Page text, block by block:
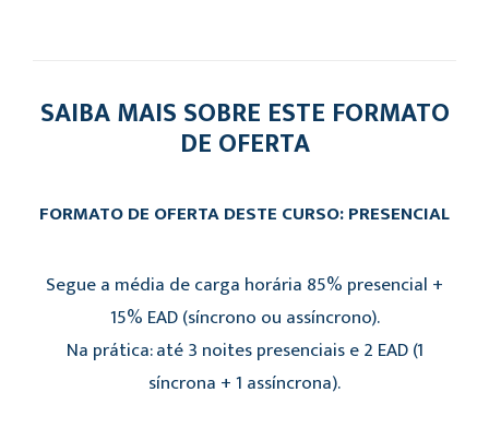
SAIBA MAIS SOBRE ESTE FORMATO
DE OFERTA
FORMATO DE OFERTA DESTE CURSO: PRESENCIAL
Segue a média de carga horária 85% presencial +
15% EAD (síncrono ou assíncrono).
Na prática: até 3 noites presenciais e 2 EAD (1
síncrona + 1 assíncrona).